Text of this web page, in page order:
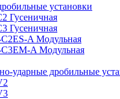
установки
Гусеничная
Гусеничная
A Модульная
A Модульная
ударные дробильные